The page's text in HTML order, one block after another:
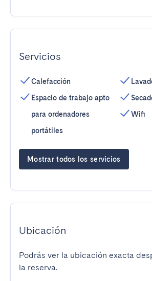
Servicios
Calefacción
Espacio de trabajo apto
para ordenadores
portátiles
Wifi
Mostrar todos los servicios
Ubicación
Podrás ver la ubicación exacta
la reserva.